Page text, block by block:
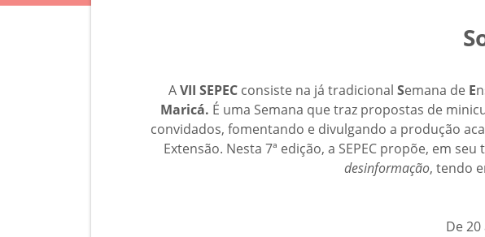
AVII SEPECconsiste na já tradicional Semana de E
Maricá. É uma Semana que traz propostas de
convidados, fomentando e divulgando a produção
Extensão. Nesta 7ª edição, a SEPEC propõe, em seu
desinformação, tendo
De